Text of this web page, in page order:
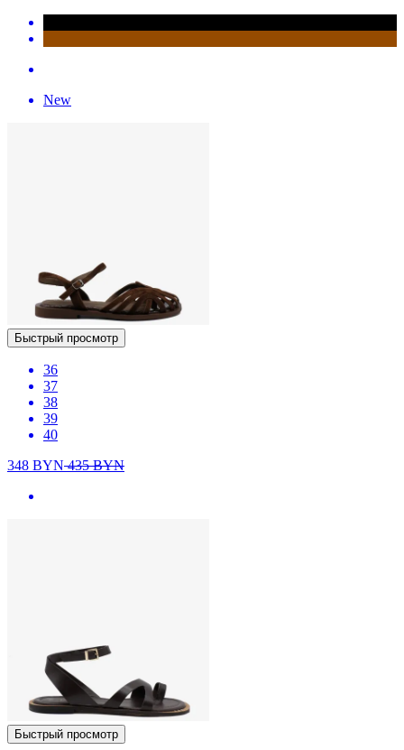
New
Быстрый просмотр
36
37
38
39
40
348 BYN435BYN
Быстрый просмотр